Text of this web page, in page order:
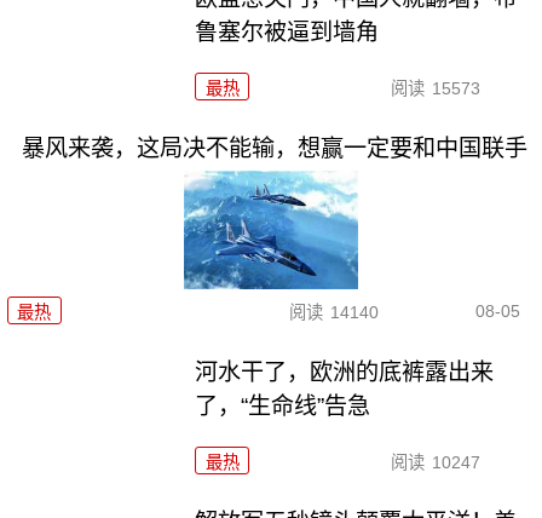
鲁塞尔被逼到墙角
最热 阅读 15573
暴风来袭，这局决不能输，想赢一定要和中国联手
最热 阅读 14140 08-05
河水干了，欧洲的底裤露出来
了，“生命线”告急
最热 阅读 10247